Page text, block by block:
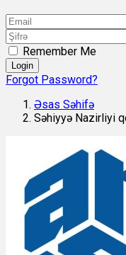
Remember Me
Login
Forgot Password?
Əsas Səhifə
Səhiyyə Nazirliyi